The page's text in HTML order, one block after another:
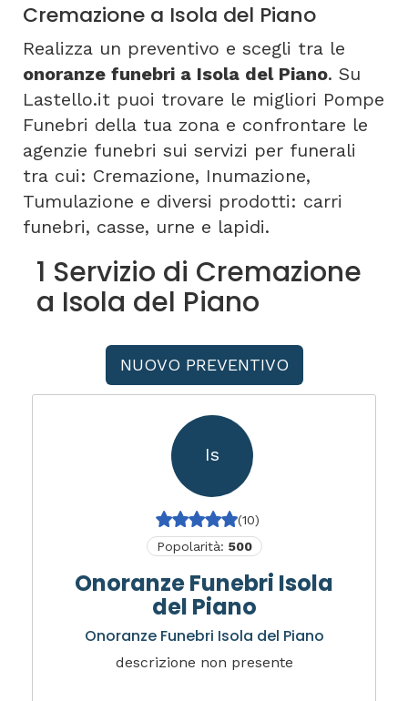
Cremazione a Isola del Piano
Realizza un preventivo e scegli tra le
onoranze funebri a Isola del Piano. Su
Lastello.it puoi trovare le migliori Pompe
Funebri della tua zona e confrontare le
agenzie funebri sui servizi per funerali
tra cui: Cremazione, Inumazione,
Tumulazione e diversi prodotti: carri
funebri, casse, urne e lapidi.
1 Servizio di Cremazione
a Isola del Piano
NUOVO PREVENTIVO
Is
(10)
Popolarità: 500
Onoranze Funebri Isola
del Piano
Onoranze Funebri Isola del Piano
descrizione non presente